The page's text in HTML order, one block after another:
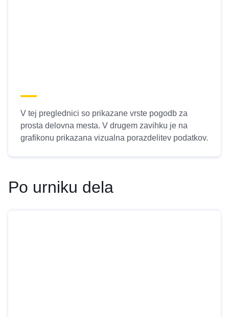
V tej preglednici so prikazane vrste pogodb za
prosta delovna mesta. V drugem zavihku je na
grafikonu prikazana vizualna porazdelitev podatkov.
Po urniku dela